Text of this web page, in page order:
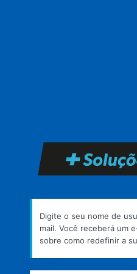
Digite o seu nome de
mail. Você receberá um
sobre como redefinir a